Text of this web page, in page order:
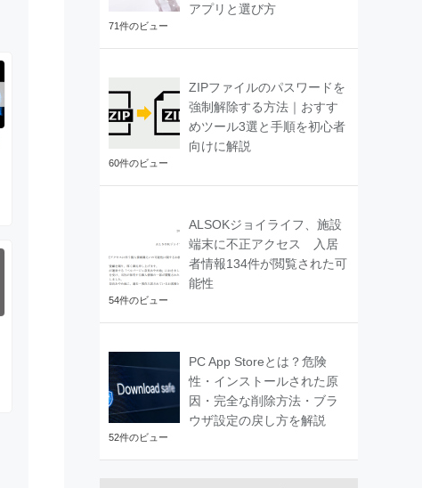
アプリと選び方
71件のビュー
ZIPファイルのパスワードを
強制解除する方法｜おすす
めツール3選と手順を初心者
向けに解説
60件のビュー
ALSOKジョイライフ、施設
端末に不正アクセス 入居
者情報134件が閲覧された可
能性
54件のビュー
PC App Storeとは？危険
性・インストールされた原
因・完全な削除方法・ブラ
ウザ設定の戻し方を解説
52件のビュー